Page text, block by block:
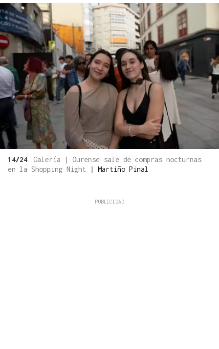
14/24
Galería | Ourense sale de compras nocturnas
en la Shopping Night
| Martiño Pinal